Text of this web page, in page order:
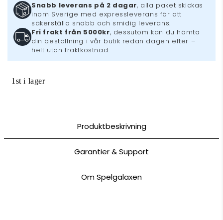
Snabb leverans på 2 dagar, alla paket skickas
inom Sverige med expressleverans för att
säkerställa snabb och smidig leverans.
Fri frakt från 5000kr, dessutom kan du hämta
din beställning i vår butik redan dagen efter –
helt utan fraktkostnad.
1st i lager
Produktbeskrivning
Garantier & Support
Om Spelgalaxen